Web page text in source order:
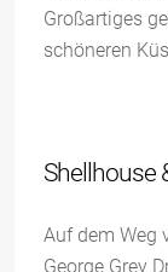
Großartiges
schöneren
Shellhouse
Auf dem Weg
George Grey